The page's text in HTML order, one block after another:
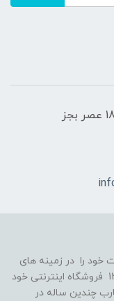
ساعات پاسخگویی از ساعت 8 صبح الی 18 عصر بجز
ابزار مالمیر از سال 1388 فعالیت خود را در زمینه های
فروش و تعمیرات تخصصی ابزار آغاز و سال 1401 فروشگاه اینترنتی خود
چندین ساله در